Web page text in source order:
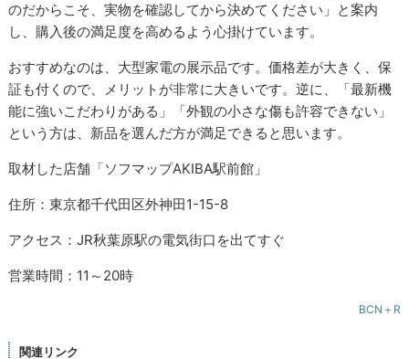
のだからこそ、実物を確認してから決めてください」と案内
し、購入後の満足度を高めるよう心掛けています。
おすすめなのは、大型家電の展示品です。価格差が大きく、保
証も付くので、メリットが非常に大きいです。逆に、「最新機
能に強いこだわりがある」「外観の小さな傷も許容できない」
という方は、新品を選んだ方が満足できると思います。
取材した店舗「ソフマップAKIBA駅前館」
住所：東京都千代田区外神田1-15-8
アクセス：JR秋葉原駅の電気街口を出てすぐ
営業時間：11～20時
BCN＋R
関連リンク